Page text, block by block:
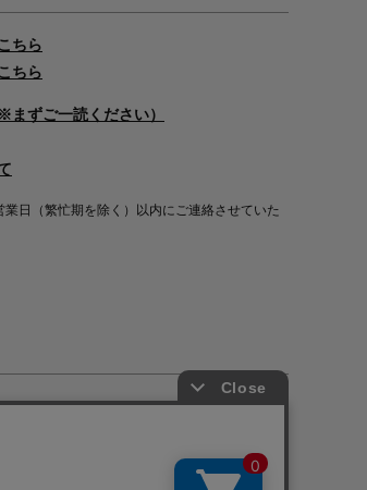
ちら
ちら
ずご一読ください）
業日（繁忙期を除く）以内にご連絡させていた